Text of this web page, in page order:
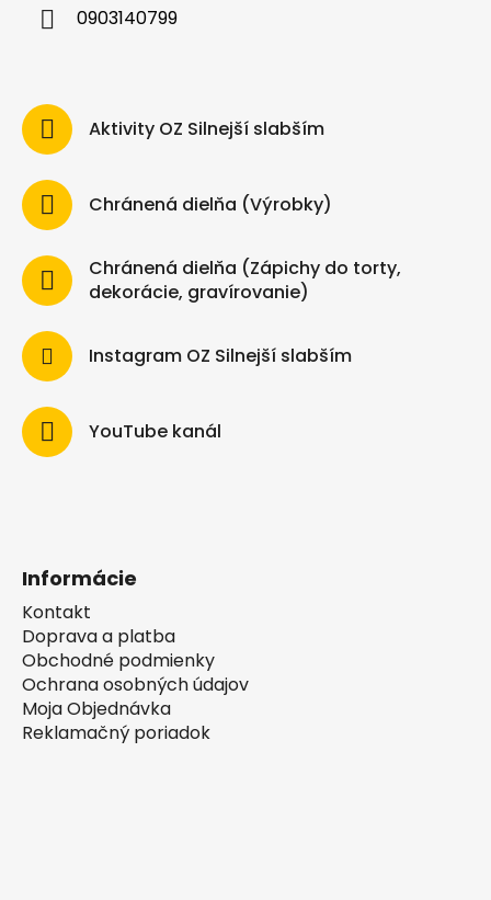
0903140799
Aktivity OZ Silnejší slabším
Chránená dielňa (Výrobky)
Chránená dielňa (Zápichy do torty,
dekorácie, gravírovanie)
Instagram OZ Silnejší slabším
YouTube kanál
Informácie
Kontakt
Doprava a platba
Obchodné podmienky
Ochrana osobných údajov
Moja Objednávka
Reklamačný poriadok